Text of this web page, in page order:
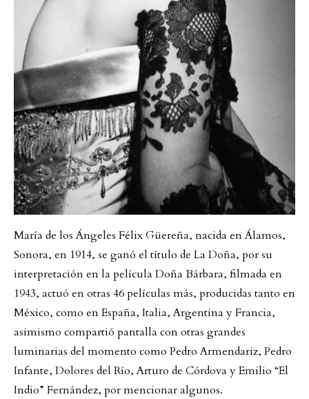
María de los Ángeles Félix Güereña, nacida en Álamos,
Sonora, en 1914, se ganó el título de La Doña, por su
interpretación en la película Doña Bárbara, filmada en
1943, actuó en otras 46 películas más, producidas tanto en
México, como en España, Italia, Argentina y Francia,
asimismo compartió pantalla con otras grandes
luminarias del momento como Pedro Armendariz, Pedro
Infante, Dolores del Río, Arturo de Córdova y Emilio “El
Indio” Fernández, por mencionar algunos.